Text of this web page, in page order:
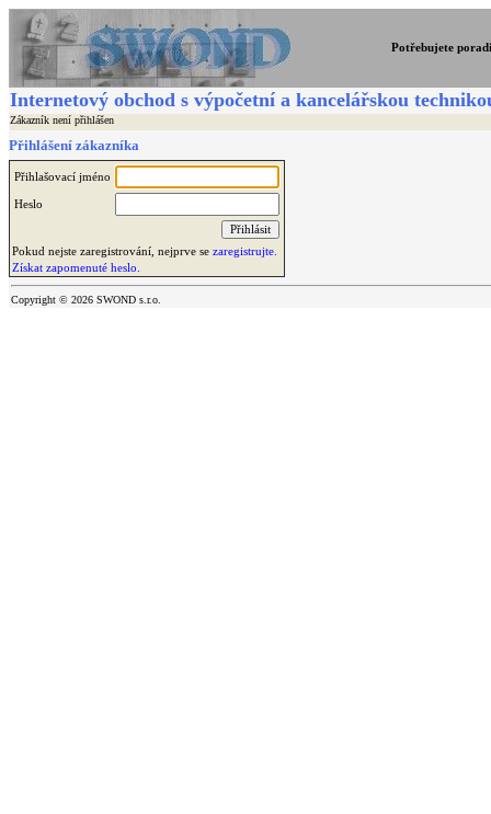
Potřebujete
Internetový obchod s výpočetní a kancelářskou
Zákazník není přihlášen
Přihlášení zákazníka
Přihlašovací jméno
Heslo
Pokud nejste zaregistrování, nejprve se zaregistrujte.
Získat zapomenuté heslo.
Copyright © 2026 SWOND s.r.o.